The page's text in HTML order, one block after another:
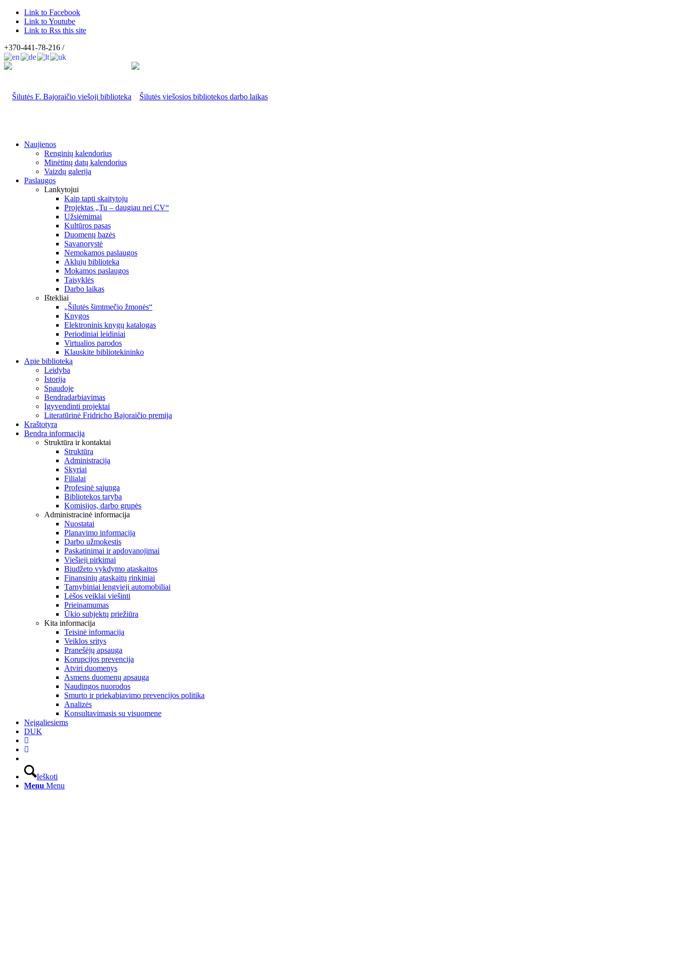
Link to Facebook
Link to Youtube
Link to Rss this site
+370-441-78-216 /
Naujienos
Renginių kalendorius
Minėtinų datų kalendorius
Vaizdų galerija
Paslaugos
Lankytojui
Kaip tapti skaitytoju
Projektas „Tu – daugiau nei CV“
Užsiėmimai
Kultūros pasas
Duomenų bazės
Savanorystė
Nemokamos paslaugos
Aklųjų biblioteka
Mokamos paslaugos
Taisyklės
Darbo laikas
Ištekliai
„Šilutės šimtmečio žmonės“
Knygos
Elektroninis knygų katalogas
Periodiniai leidiniai
Virtualios parodos
Klauskite bibliotekininko
Apie biblioteką
Leidyba
Istorija
Spaudoje
Bendradarbiavimas
Įgyvendinti projektai
Literatūrinė Fridricho Bajoraičio premija
Kraštotyra
Bendra informacija
Struktūra ir kontaktai
Struktūra
Administracija
Skyriai
Filialai
Profesinė sąjunga
Bibliotekos taryba
Komisijos, darbo grupės
Administracinė informacija
Nuostatai
Planavimo informacija
Darbo užmokestis
Paskatinimai ir apdovanojimai
Viešieji pirkimai
Biudžeto vykdymo ataskaitos
Finansinių ataskaitų rinkiniai
Tarnybiniai lengvieji automobiliai
Lėšos veiklai viešinti
Prieinamumas
Ūkio subjektų priežiūra
Kita informacija
Teisinė informacija
Veiklos sritys
Pranešėjų apsauga
Korupcijos prevencija
Atviri duomenys
Asmens duomenų apsauga
Naudingos nuorodos
Smurto ir priekabiavimo prevencijos politika
Analizės
Konsultavimasis su visuomene
Neįgaliesiems
DUK
Ieškoti
Menu Menu